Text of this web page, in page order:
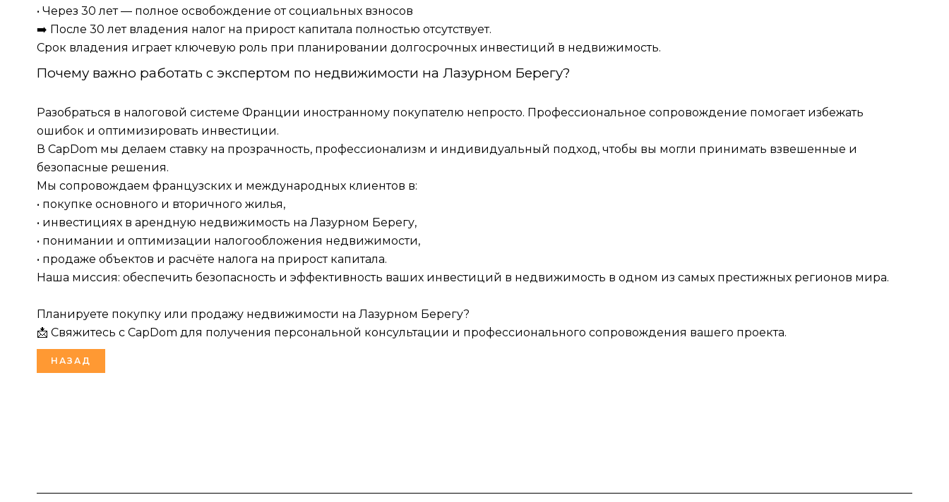
• Через 30 лет — полное освобождение от социальных взносов
➡️ После 30 лет владения налог на прирост капитала полностью отсутствует.
Срок владения играет ключевую роль при планировании долгосрочных инвестиций в недвижимость.
Почему важно работать с экспертом по недвижимости на Лазурном Берегу?
Разобраться в налоговой системе Франции иностранному покупателю непросто. Профессиональное сопровождение помогает избежать
ошибок и оптимизировать инвестиции.
В CapDom мы делаем ставку на прозрачность, профессионализм и индивидуальный подход, чтобы вы могли принимать взвешенные и
безопасные решения.
Мы сопровождаем французских и международных клиентов в:
• покупке основного и вторичного жилья,
• инвестициях в арендную недвижимость на Лазурном Берегу,
• понимании и оптимизации налогообложения недвижимости,
• продаже объектов и расчёте налога на прирост капитала.
Наша миссия: обеспечить безопасность и эффективность ваших инвестиций в недвижимость в одном из самых престижных регионов мира.
Планируете покупку или продажу недвижимости на Лазурном Берегу?
📩 Свяжитесь с CapDom для получения персональной консультации и профессионального сопровождения вашего проекта.
НАЗАД